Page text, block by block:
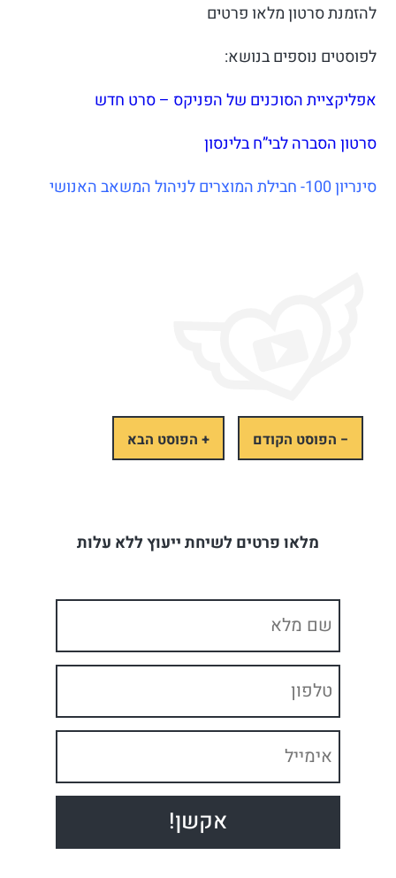
להזמנת סרטון מלאו פרטים
לפוסטים נוספים בנושא:
אפליקציית הסוכנים של הפניקס – סרט חדש
סרטון הסברה לבי”ח בלינסון
סינריון 100- חבילת המוצרים לניהול המשאב האנושי
− הפוסט הקודם + הפוסט הבא
מלאו פרטים לשיחת ייעוץ ללא עלות